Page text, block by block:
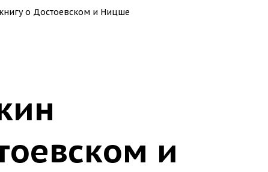
о Достоевском и Ницше
и